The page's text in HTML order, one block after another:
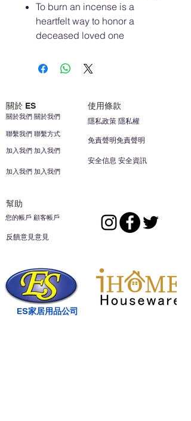
To burn an incense is a
heartfelt way to honor a
deceased loved one
關於 ES 使用條款
聯繫我們 聯繫方式
加入我們 加入我們
關於我們 關於我們
加入我們 加入我們
安全信息 安全資訊
免責聲明免責聲明
隱私政策 隱私權
幫助
您的帳戶 顧客帳戶
反饋意見意見
ES家居用品公司